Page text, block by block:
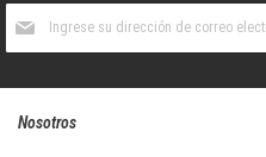
boletín
Nosotros